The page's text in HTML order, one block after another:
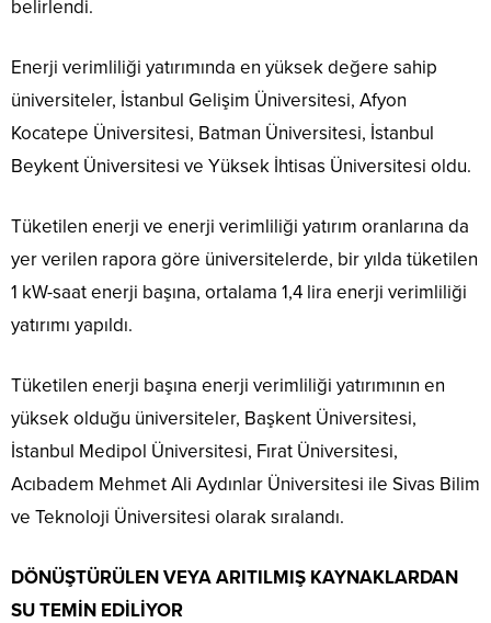
belirlendi.
Enerji verimliliği yatırımında en yüksek değere sahip
üniversiteler, İstanbul Gelişim Üniversitesi, Afyon
Kocatepe Üniversitesi, Batman Üniversitesi, İstanbul
Beykent Üniversitesi ve Yüksek İhtisas Üniversitesi oldu.
Tüketilen enerji ve enerji verimliliği yatırım oranlarına da
yer verilen rapora göre üniversitelerde, bir yılda tüketilen
1 kW-saat enerji başına, ortalama 1,4 lira enerji verimliliği
yatırımı yapıldı.
Tüketilen enerji başına enerji verimliliği yatırımının en
yüksek olduğu üniversiteler, Başkent Üniversitesi,
İstanbul Medipol Üniversitesi, Fırat Üniversitesi,
Acıbadem Mehmet Ali Aydınlar Üniversitesi ile Sivas Bilim
ve Teknoloji Üniversitesi olarak sıralandı.
DÖNÜŞTÜRÜLEN VEYA ARITILMIŞ KAYNAKLARDAN
SU TEMİN EDİLİYOR